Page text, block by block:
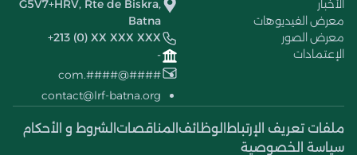
الأخبار
معرض الفيديوهات
معرض الصور
الإعتمادات
G5V7+HRV, Rte de Biskra,
Batna
+213 (0) XX XXX XXX
-
####@####.com
contact@lrf-batna.org
ملفات تعريف الإرتباط الوظائف المناقصات الشروط و الأحكام
سياسة الخصوصية